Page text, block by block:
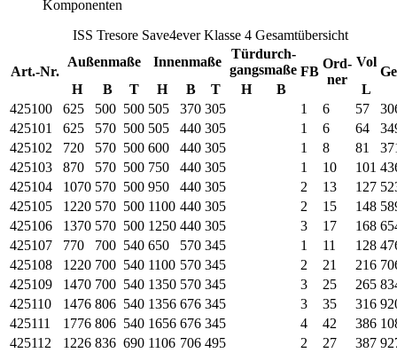
Komponenten
ISS Tresore Save4ever Klasse 4 Gesamtübersicht
Art.-Nr.
Außenmaße Innenmaße
Türdurch-
gangsmaße FB
Ord-
ner
Vol
H
B T H B T H B
L
425100
625 500 500 505 370 305 1 6 57
425101
625 570 500 505 440 305 1 6 64
425102
720 570 500 600 440 305 1 8 81
425103
870 570 500 750 440 305 1 10 101
425104
1070 570 500 950 440 305 2 13 127
425105
1220 570 500 1100 440 305 2 15 148
425106
1370 570 500 1250 440 305 3 17 168
425107
770 700 540 650 570 345 1 11 128
425108
1220 700 540 1100 570 345 2 21 216
425109
1470 700 540 1350 570 345 3 25 265
425110
1476 806 540 1356 676 345 3 35 316
425111
1776 806 540 1656 676 345 4 42 386
425112
1226 836 690 1106 706 495 2 27 387